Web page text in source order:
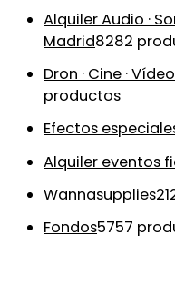
Alquiler Audio ·
Madrid8282
Dron · Cine ·
productos
Efectos
Alquiler eventos
Wannasupplies21
Fondos5757